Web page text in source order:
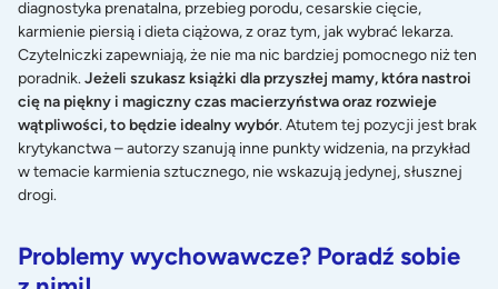
diagnostyka prenatalna, przebieg porodu, cesarskie cięcie,
karmienie piersią i dieta ciążowa, z oraz tym, jak wybrać lekarza.
Czytelniczki zapewniają, że nie ma nic bardziej pomocnego niż ten
poradnik.Jeżeli szukasz książki dla przyszłej mamy, która nastroi
cię na piękny i magiczny czas macierzyństwa oraz rozwieje
wątpliwości, to będzie idealny wybór. Atutem tej pozycji jest brak
krytykanctwa – autorzy szanują inne punkty widzenia, na przykład
w temacie karmienia sztucznego, nie wskazują jedynej, słusznej
drogi.
Problemy wychowawcze? Poradź sobie